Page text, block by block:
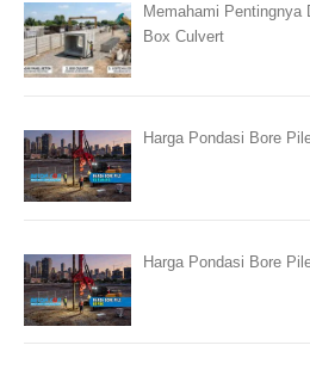
Memahami Pentingnya
Box Culvert
Harga Pondasi Bore
Harga Pondasi Bore